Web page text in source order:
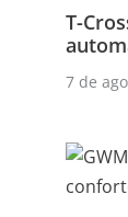
T-
7 de